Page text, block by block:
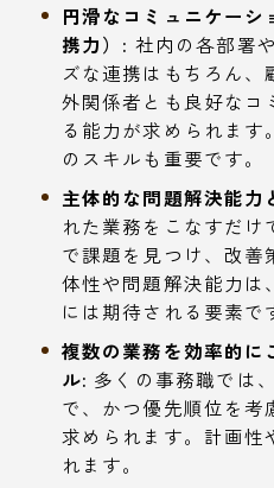
円滑なコミュニケー
携力）: 社内の各部署
ズな連携はもちろん
外関係者とも良好なコ
る能力が求められま
のスキルも重要です。
主体的な問題解決能力
れた業務をこなすだ
で課題を見つけ、改
体性や問題解決能力は
には期待される要素で
複数の業務を効率的に
ル: 多くの事務職では
で、かつ優先順位を
求められます。計画性
れます。